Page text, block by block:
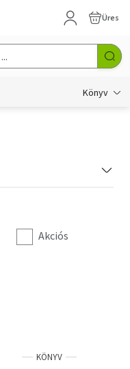
Üres
Könyv
Akciós
KÖNYV